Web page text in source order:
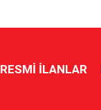
RESMI İLANLAR